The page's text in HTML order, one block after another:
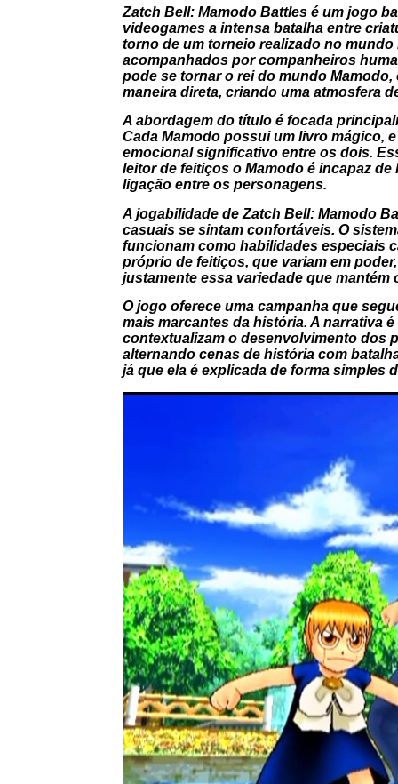
Zatch Bell: Mamodo Battles é um jogo
videogames a intensa batalha entre
torno de um torneio realizado no
acompanhados por companheiros
pode se tornar o rei do mundo
maneira direta, criando uma atmosfera
A abordagem do título é focada
Cada Mamodo possui um livro mágico,
emocional significativo entre os dois.
leitor de feitiços o Mamodo é incapaz
ligação entre os personagens.
A jogabilidade de Zatch Bell: Mamodo
casuais se sintam confortáveis. O
funcionam como habilidades especiais
próprio de feitiços, que variam em
justamente essa variedade que
O jogo oferece uma campanha que
mais marcantes da história. A narrativa
contextualizam o desenvolvimento dos
alternando cenas de história com
já que ela é explicada de forma simples